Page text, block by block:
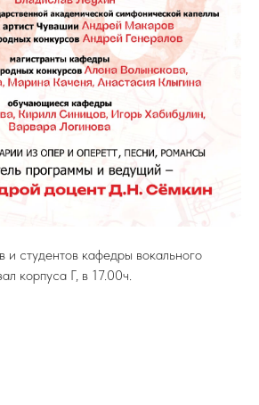
и студентов кафедры вокального
корпуса Г, в 17.00ч.